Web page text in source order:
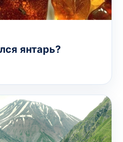
янтарь?